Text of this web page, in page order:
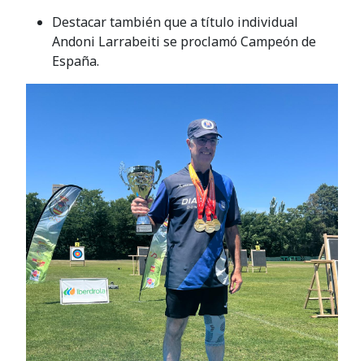
Destacar también que a título individual
Andoni Larrabeiti se proclamó Campeón de
España.